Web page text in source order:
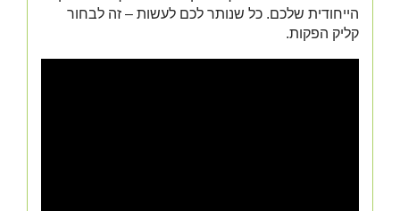
הייחודית שלכם. כל שנותר לכם לעשות – זה לבחור
קליק הפקות.